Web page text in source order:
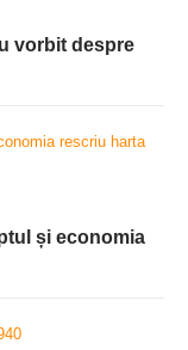
vorbit despre
și economia